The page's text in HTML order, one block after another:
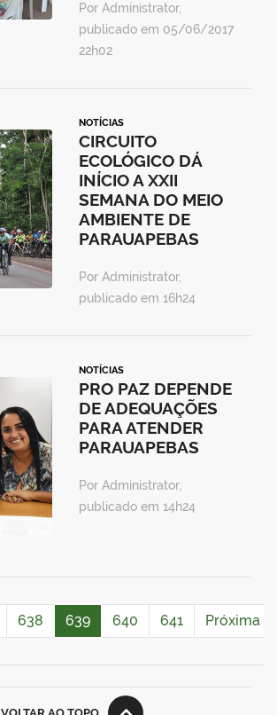
Por Administrator,
publicado em 05/06/2017
22h02
NOTÍCIAS
CIRCUITO
ECOLÓGICO DÁ
INÍCIO A XXII
SEMANA DO MEIO
AMBIENTE DE
PARAUAPEBAS
Por Administrator,
publicado em 16h24
NOTÍCIAS
PRO PAZ DEPENDE
DE ADEQUAÇÕES
PARA ATENDER
PARAUAPEBAS
Por Administrator,
publicado em 14h24
638 639 640 641 Próxima